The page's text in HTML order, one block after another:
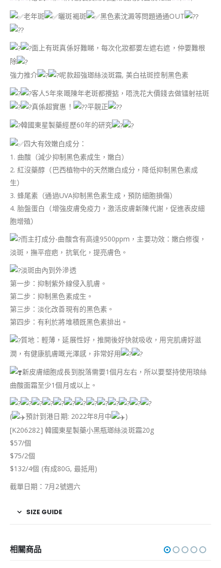
老年斑
曬斑褐斑 黑色素沈澱等問題通通OUT
面上有斑真係好難睇，每次化妝都要左遮右遮，仲要難根
除
強力推介
呢款超強瑯絲淡斑霜, 美白祛斑控制黑色素
客人5年來嘅陳年老斑都攪掂，唔洗花大價錢去做镭射祛斑
真係超實惠！
平靚正
韓國東星製藥經歷60年的研究
四大有效嫩白成分：
1. 曲酸（減少抑制黑色素成生，嫩白）
2. 紅沒藥醇（巴西植物中的天然嫩白成分，降低抑制黑色素成
生）
3. 蜂尾素（通過UVA抑制黑色素生成，預防細胞損傷）
4. 胎盤蛋白（增強皮膚免疫力，激活皮膚新陳代謝，促進表皮細
胞增殖）
而主打成分-曲酸含有高達9500ppm，主要功效：嫩白修復，
淡斑，撫平痘疤，抗氧化，提亮膚色。
淡斑由內到外滲透
第一步：抑制紫外線侵入肌膚。
第二步：抑制黑色素成生。
第三步：淡化改善現有的黑色素。
第四步：有利於將堆積既黑色素排出。
質地：輕薄，延展性好，推開後好快就吸收，用完肌膚好滋
潤，有健康肌膚嘅光澤感，非常好用
新皮膚細胞成長到脫落需要1個月左右，所以要堅持使用琅絲
曲酸面霜至少1個月或以上。
( 預計到港日期: 2022年8月中
)
[K206282] 韓國東星製藥小黑瓶瑯絲淡斑霜20g
$57/個
$75/2個
$132/4個 (有成80G, 最抵用)
截單日期：7月2號週六
SIZE GUIDE
相關商品